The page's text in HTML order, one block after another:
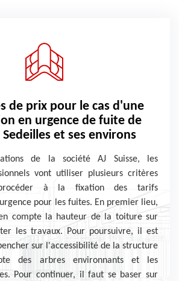
de prix pour le cas d'une
en urgence de fuite de
et ses environs
de la société AJ Suisse, les
vont utiliser plusieurs critères
à la fixation des tarifs
pour les fuites. En premier lieu,
compte la hauteur de la toiture sur
les travaux. Pour poursuivre, il est
sur l'accessibilité de la structure
des arbres environnants et les
Pour continuer, il faut se baser sur